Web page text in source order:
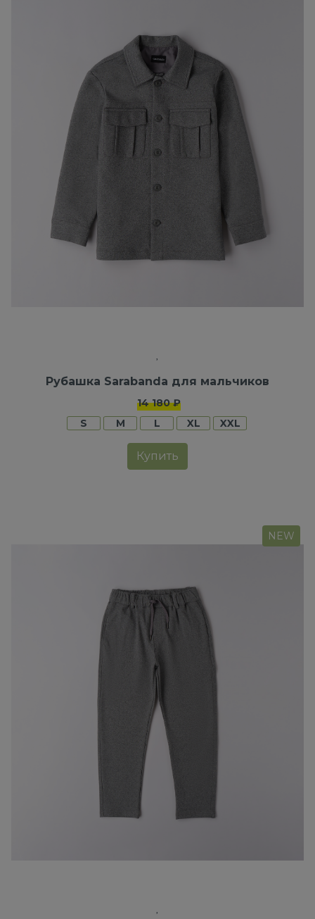
Рубашка Sarabanda для мальчиков
14 180 ₽
S
M L XL XXL
Купить
NEW